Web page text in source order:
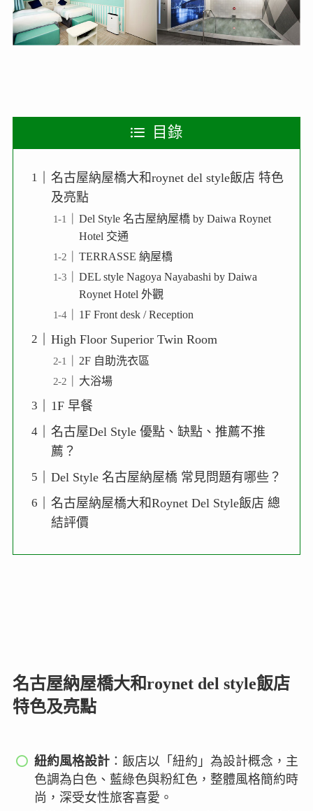
目錄
名古屋納屋橋大和roynet del style飯店 特色
及亮點
Del Style 名古屋納屋橋 by Daiwa Roynet
Hotel 交通
TERRASSE 納屋橋
DEL style Nagoya Nayabashi by Daiwa
Roynet Hotel 外觀
1F Front desk / Reception
High Floor Superior Twin Room
2F 自助洗衣區
大浴場
1F 早餐
名古屋Del Style 優點、缺點、推薦不推
薦？
Del Style 名古屋納屋橋 常見問題有哪些？
名古屋納屋橋大和Roynet Del Style飯店 總
結評價
名古屋納屋橋大和roynet del style飯店
特色及亮點
紐約風格設計 ：飯店以「紐約」為設計概念，主
色調為白色、藍綠色與粉紅色，整體風格簡約時
尚，深受女性旅客喜愛。